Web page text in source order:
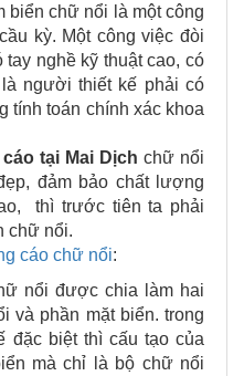
biển chữ nổi là một công
kỳ. Một công việc đòi
nghề kỹ thuật cao, có
người thiết kế phải có
tính toán chính xác khoa
cáo tại Mai Dịch chữ nổi
đảm bảo chất lượng
thì trước tiên ta phải
chữ nổi.
cáo chữ nổi:
nổi được chia làm hai
và phần mặt biển. trong
đặc biệt thì cấu tạo của
mà chỉ là bộ chữ nổi